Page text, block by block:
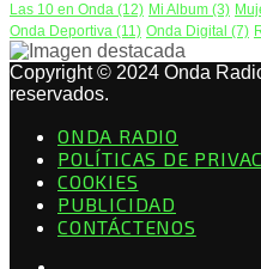
Las 10 en Onda (12) Mi Album (3)
Onda Deportiva (11) Onda Digital (7)
Copyright © 2024 Onda
reservados.
ONDA RADIO
POLÍTICAS DE
COOKIES
PUBLICIDAD
CONTÁCTENOS